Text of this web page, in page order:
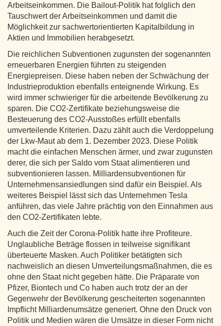
Arbeitseinkommen. Die Bailout-Politik hat folglich den
Tauschwert der Arbeitseinkommen und damit die
Möglichkeit zur sachwertorientierten Kapitalbildung in
Aktien und Immobilien herabgesetzt.
Die reichlichen Subventionen zugunsten der sogenannten
erneuerbaren Energien führten zu steigenden
Energiepreisen. Diese haben neben der Schwächung der
Industrieproduktion ebenfalls enteignende Wirkung. Es
wird immer schwieriger für die arbeitende Bevölkerung zu
sparen. Die CO2-Zertifikate beziehungsweise die
Besteuerung des CO2-Ausstoßes erfüllt ebenfalls
umverteilende Kriterien. Dazu zählt auch die Verdoppelung
der Lkw-Maut ab dem 1. Dezember 2023. Diese Politik
macht die einfachen Menschen ärmer, und zwar zugunsten
derer, die sich per Saldo vom Staat alimentieren und
subventionieren lassen. Milliardensubventionen für
Unternehmensansiedlungen sind dafür ein Beispiel. Als
weiteres Beispiel lässt sich das Unternehmen Tesla
anführen, das viele Jahre prächtig von den Einnahmen aus
den CO2-Zertifikaten lebte.
Auch die Zeit der Corona-Politik hatte ihre Profiteure.
Unglaubliche Beträge flossen in teilweise signifikant
überteuerte Masken. Auch Politiker betätigten sich
nachweislich an diesen Umverteilungsmaßnahmen, die es
ohne den Staat nicht gegeben hätte. Die Präparate von
Pfizer, Biontech und Co haben auch trotz der an der
Gegenwehr der Bevölkerung gescheiterten sogenannten
Impflicht Milliardenumsätze generiert. Ohne den Druck von
Politik und Medien wären die Umsätze in dieser Form nicht